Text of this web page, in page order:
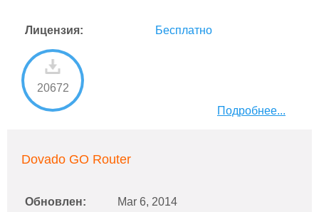
Лицензия: Бесплатно
20672
Подробнее...
Dovado GO Router
Обновлен: Mar 6, 2014